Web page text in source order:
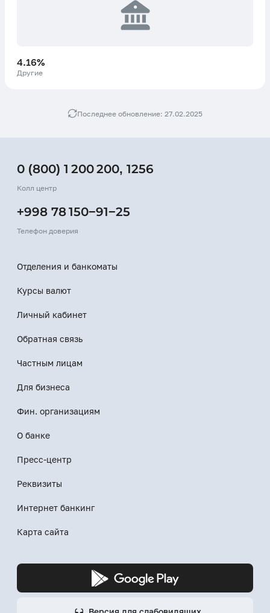
4.16%
Другие
Последнее обновление: 27.02.2025
0 (800) 1 200 200, 1256
Колл центр
+998 78 150−91−25
Телефон доверия
Отделения и банкоматы
Курсы валют
Личный кабинет
Обратная связь
Частным лицам
Для бизнеса
Фин. организациям
О банке
Пресс-центр
Реквизиты
Интернет банкинг
Карта сайта